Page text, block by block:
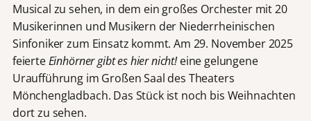
Musical zu sehen, in dem ein großes Orchester mit 20
Musikerinnen und Musikern der Niederrheinischen
Sinfoniker zum Einsatz kommt. Am 29. November 2025
feierteEinhörner gibt es hier nicht!eine gelungene
Uraufführung im Großen Saal des Theaters
Mönchengladbach. Das Stück ist noch bis Weihnachten
dort zu sehen.